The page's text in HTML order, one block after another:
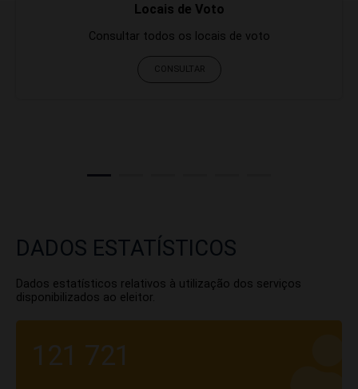
Locais de Voto
Consultar todos os locais de voto
CONSULTAR
DADOS ESTATÍSTICOS
Dados estatísticos relativos à utilização dos serviços
disponibilizados ao eleitor.
121 721